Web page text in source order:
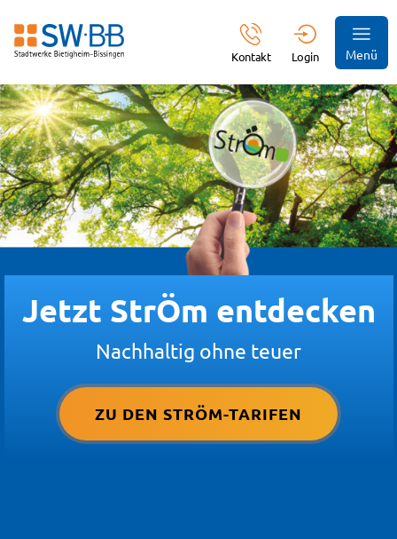
Kontakt Login Menü
Jetzt StrÖm entdecken
Nachhaltig ohne teuer
ZU DEN STRÖM-TARIFEN